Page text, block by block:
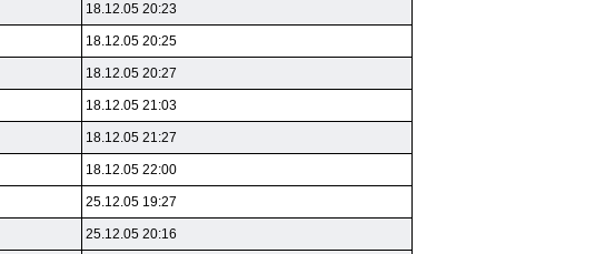
18.12.05 20:23
18.12.05 20:25
18.12.05 20:27
18.12.05 21:03
18.12.05 21:27
18.12.05 22:00
25.12.05 19:27
25.12.05 20:16